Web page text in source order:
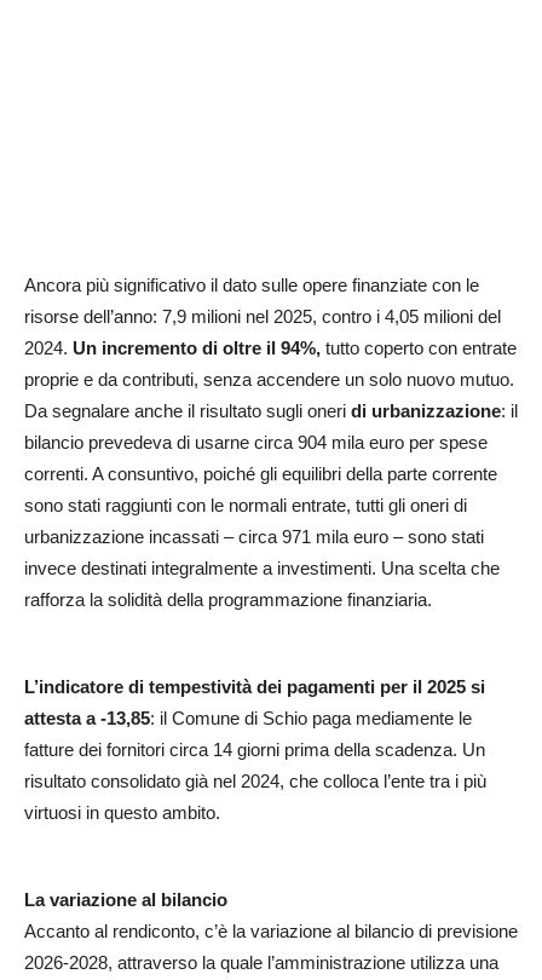
Ancora più significativo il dato sulle opere finanziate con le
risorse dell’anno: 7,9 milioni nel 2025, contro i 4,05 milioni del
2024. Un incremento di oltre il 94%, tutto coperto con entrate
proprie e da contributi, senza accendere un solo nuovo mutuo.
Da segnalare anche il risultato sugli oneri di urbanizzazione: il
bilancio prevedeva di usarne circa 904 mila euro per spese
correnti. A consuntivo, poiché gli equilibri della parte corrente
sono stati raggiunti con le normali entrate, tutti gli oneri di
urbanizzazione incassati – circa 971 mila euro – sono stati
invece destinati integralmente a investimenti. Una scelta che
rafforza la solidità della programmazione finanziaria.
L’indicatore di tempestività dei pagamenti per il 2025 si
attesta a -13,85: il Comune di Schio paga mediamente le
fatture dei fornitori circa 14 giorni prima della scadenza. Un
risultato consolidato già nel 2024, che colloca l’ente tra i più
virtuosi in questo ambito.
La variazione al bilancio
Accanto al rendiconto, c’è la variazione al bilancio di previsione
2026-2028, attraverso la quale l’amministrazione utilizza una